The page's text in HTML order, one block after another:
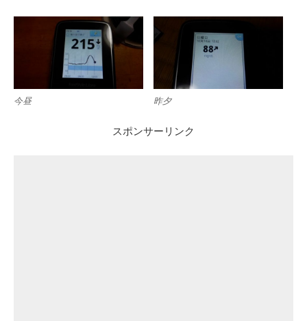
今昼 昨夕
スポンサーリンク